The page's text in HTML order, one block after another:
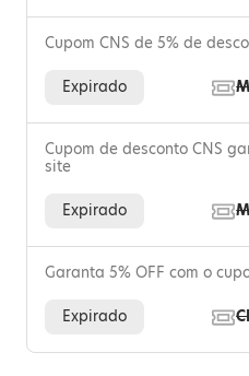
Cupom CNS de 5% de
Expirado
Cupom de desconto CNS
site
Expirado
Garanta 5% OFF com o
Expirado